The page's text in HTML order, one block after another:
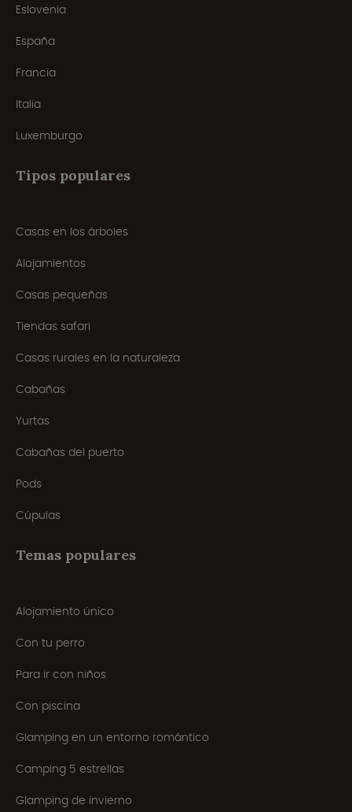
Eslovenia
España
Francia
Italia
Luxemburgo
Tipos populares
Casas en los árboles
Alojamientos
Casas pequeñas
Tiendas safari
Casas rurales en la naturaleza
Cabañas
Yurtas
Cabañas del puerto
Pods
Cúpulas
Temas populares
Alojamiento único
Con tu perro
Para ir con niños
Con piscina
Glamping en un entorno romántico
Camping 5 estrellas
Glamping de invierno